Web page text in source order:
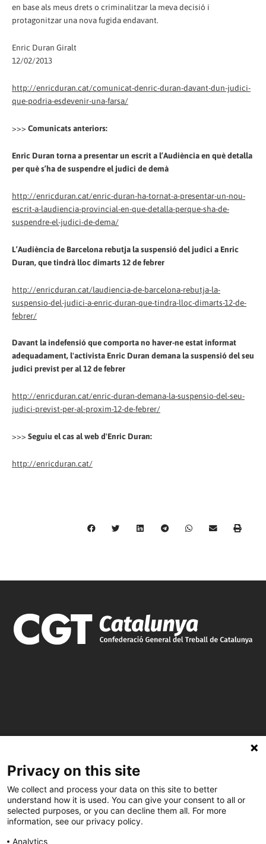
en base als meus drets o criminalitzar la meva decisió i
protagonitzar una nova fugida endavant.
Enric Duran Giralt
12/02/2013
http://enricduran.cat/comunicat-denric-duran-davant-dun-judici-
que-podria-esdevenir-una-farsa/
>>> Comunicats anteriors:
Enric Duran torna a presentar un escrit a l’Audiència en què detalla
per què s’ha de suspendre el judici de demà
http://enricduran.cat/enric-duran-ha-tornat-a-presentar-un-nou-
escrit-a-laudiencia-provincial-en-que-detalla-perque-sha-de-
suspendre-el-judici-de-dema/
L’Audiència de Barcelona rebutja la suspensió del judici a Enric
Duran, que tindrà lloc dimarts 12 de febrer
http://enricduran.cat/laudiencia-de-barcelona-rebutja-la-
suspensio-del-judici-a-enric-duran-que-tindra-lloc-dimarts-12-de-
febrer/
Davant la indefensió que comporta no haver-ne estat informat
adequadament, l'activista Enric Duran demana la suspensió del seu
judici previst per al 12 de febrer
http://enricduran.cat/enric-duran-demana-la-suspensio-del-seu-
judici-previst-per-al-proxim-12-de-febrer/
>>> Seguiu el cas al web d'Enric Duran:
http://enricduran.cat/
spccc@spcgtcatalunya.cat
935 120 481
Privacy on this site
We collect and process your data on this site to better
understand how it is used. You can give your consent to all or
selected purposes, or you can decline them all. For more
information, see our privacy policy.
Analytics